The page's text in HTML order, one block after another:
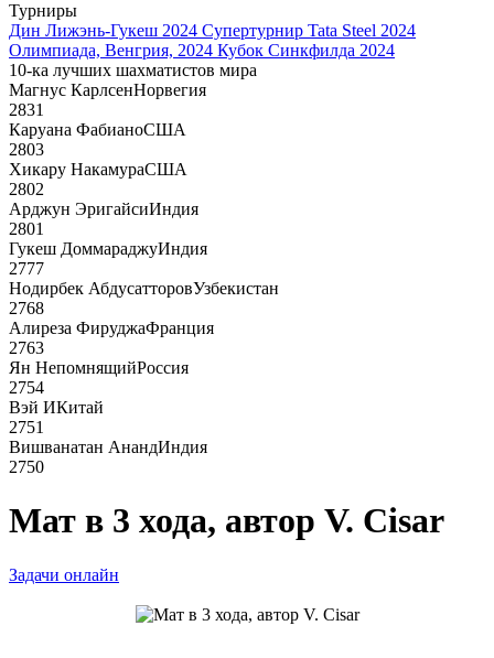
Турниры
Дин Лижэнь-Гукеш 2024 Супертурнир Tata Steel 2024
Олимпиада, Венгрия, 2024 Кубок Синкфилда 2024
10-ка лучших шахматистов мира
Магнус КарлсенНорвегия
2831
Каруана ФабианоСША
2803
Хикару НакамураСША
2802
Арджун ЭригайсиИндия
2801
Гукеш ДоммараджуИндия
2777
Нодирбек АбдусатторовУзбекистан
2768
Алиреза ФируджаФранция
2763
Ян НепомнящийРоссия
2754
Вэй ИКитай
2751
Вишванатан АнандИндия
2750
Мат в 3 хода, автор V. Cisar
Задачи онлайн